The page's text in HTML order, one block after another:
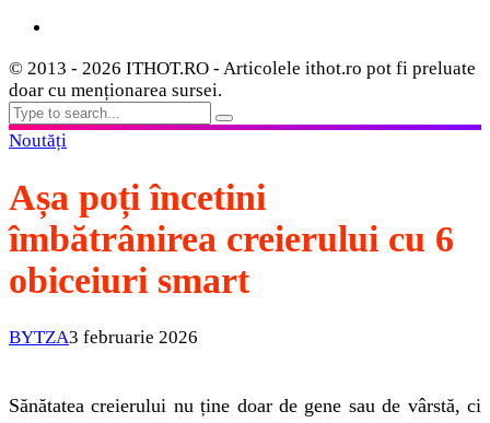
© 2013 - 2026 ITHOT.RO - Articolele ithot.ro pot fi preluate
doar cu menționarea sursei.
Noutăți
Așa poți încetini
îmbătrânirea creierului cu 6
obiceiuri smart
BYTZA3 februarie 2026
Sănătatea creierului nu ține doar de gene sau de vârstă, ci